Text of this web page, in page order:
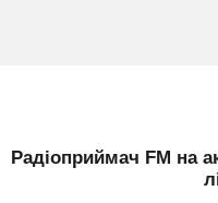
Радіоприймач FM на